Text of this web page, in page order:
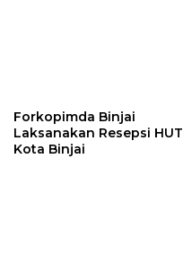
Forkopimda Binjai
Laksanakan Resepsi HUT
Kota Binjai